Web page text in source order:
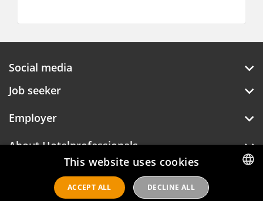
Social media
Job seeker
Employer
About Hotelprofessionals
Hotelprofessionals
This website uses cookies
ACCEPT ALL DECLINE ALL